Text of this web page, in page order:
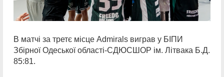
В матчі за третє місце Admirals виграв у БІПИ
Збірної Одеської області-СДЮСШОР ім. Літвака Б.Д.
85:81.